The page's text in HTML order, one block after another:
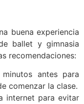
buena experiencia
ballet y gimnasia
recomendaciones:
antes para
comenzar la clase.
internet para evitar